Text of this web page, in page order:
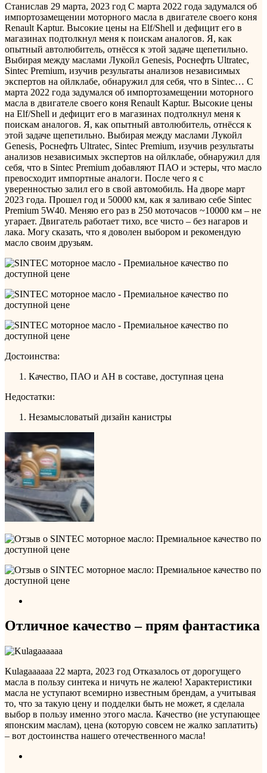
Станислав 29 марта, 2023 год С марта 2022 года задумался об
импортозамещении моторного масла в двигателе своего коня
Renault Kaptur. Высокие цены на Elf/Shell и дефицит его в
магазинах подтолкнул меня к поискам аналогов. Я, как
опытный автолюбитель, отнёсся к этой задаче щепетильно.
Выбирая между маслами Лукойл Genesis, Роснефть Ultratec,
Sintec Premium, изучив результаты анализов независимых
экспертов на ойлклабе, обнаружил для себя, что в Sintec… С
марта 2022 года задумался об импортозамещении моторного
масла в двигателе своего коня Renault Kaptur. Высокие цены
на Elf/Shell и дефицит его в магазинах подтолкнул меня к
поискам аналогов. Я, как опытный автолюбитель, отнёсся к
этой задаче щепетильно. Выбирая между маслами Лукойл
Genesis, Роснефть Ultratec, Sintec Premium, изучив результаты
анализов независимых экспертов на ойлклабе, обнаружил для
себя, что в Sintec Premium добавляют ПАО и эстеры, что масло
превосходит импортные аналоги. После чего я с
уверенностью залил его в свой автомобиль. На дворе март
2023 года. Прошел год и 50000 км, как я заливаю себе Sintec
Premium 5W40. Меняю его раз в 250 моточасов ~10000 км – не
угарает. Двигатель работает тихо, все чисто – без нагаров и
лака. Могу сказать, что я доволен выбором и рекомендую
масло своим друзьям.
Достоинства:
Качество, ПАО и АН в составе, доступная цена
Недостатки:
Незамысловатый дизайн канистры
Отличное качество – прям фантастика
Kulagaaaaaa 22 марта, 2023 год Отказалось от дорогущего
масла в пользу синтека и ничуть не жалею! Характеристики
масла не уступают всемирно известным брендам, а учитывая
то, что за такую цену и подделки быть не может, я сделала
выбор в пользу именно этого масла. Качество (не уступающее
японским маслам), цена (которую совсем не жалко заплатить)
– вот достоинства нашего отечественного масла!